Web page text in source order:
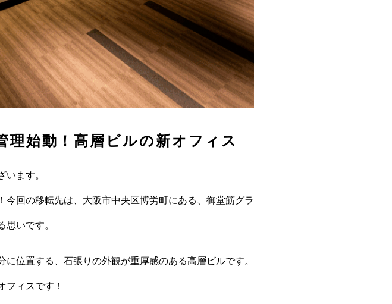
理始動！高層ビルの新オフィス
ます。
回の移転先は、大阪市中央区博労町にある、御堂筋グラ
いです。
位置する、石張りの外観が重厚感のある高層ビルです。
フィスです！